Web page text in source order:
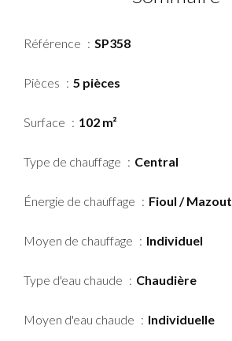
Référence SP358
Pièces 5 pièces
Surface 102 m²
Type de chauffage Central
Énergie de chauffage Fioul / Mazout
Moyen de chauffage Individuel
Type d'eau chaude Chaudière
Moyen d'eau chaude Individuelle